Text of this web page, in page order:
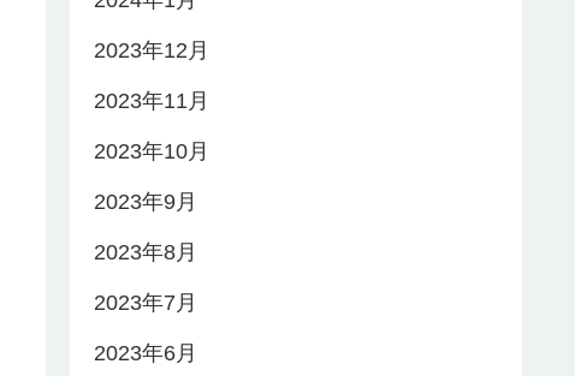
2023年12月
2023年11月
2023年10月
2023年9月
2023年8月
2023年7月
2023年6月